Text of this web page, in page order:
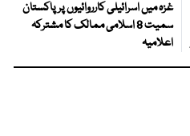
غزہ میں اسرائیلی کارروائیوں پر پاکستان
سمیت 8 اسلامی ممالک کا مشترکہ
اعلامیہ